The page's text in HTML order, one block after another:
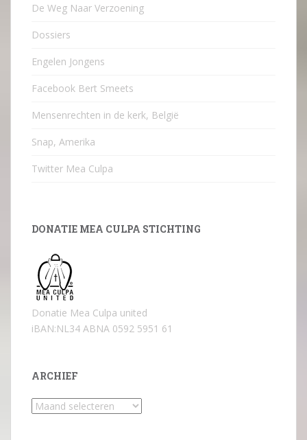
De Weg Naar Verzoening
Dossiers
Engelen Jongens
Facebook Bert Smeets
Mensenrechten in de kerk, België
Snap, Amerika
Twitter Mea Culpa
DONATIE MEA CULPA STICHTING
Donatie Mea Culpa united
iBAN:NL34 ABNA 0592 5951 61
ARCHIEF
Archief